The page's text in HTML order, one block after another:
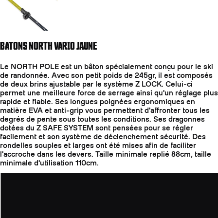
BATONS NORTH VARIO JAUNE
Le NORTH POLE est un bâton spécialement conçu pour le ski
de randonnée. Avec son petit poids de 245gr, il est composés
de deux brins ajustable par le système Z LOCK. Celui-ci
permet une meilleure force de serrage ainsi qu'un réglage plus
rapide et fiable. Ses longues poignées ergonomiques en
matière EVA et anti-grip vous permettent d'affronter tous les
degrés de pente sous toutes les conditions. Ses dragonnes
dotées du Z SAFE SYSTEM sont pensées pour se régler
facilement et son système de déclenchement sécurité. Des
rondelles souples et larges ont été mises afin de faciliter
l'accroche dans les devers. Taille minimale replié 88cm, taille
minimale d'utilisation 110cm.